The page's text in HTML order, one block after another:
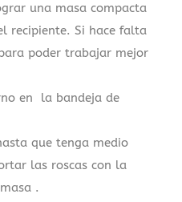
una masa compacta
recipiente. Si hace falta
poder trabajar mejor
en la bandeja de
que tenga medio
las roscas con la
.